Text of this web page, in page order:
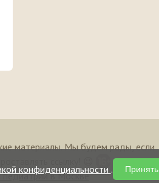
конфиденциальности . Принять
материалы. Мы будем рады, если
педиатрии в Москве